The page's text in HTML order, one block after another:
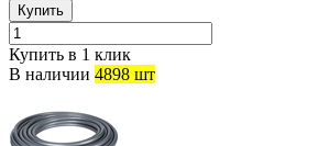
Купить
Купить в 1 клик
В наличии 4898 шт